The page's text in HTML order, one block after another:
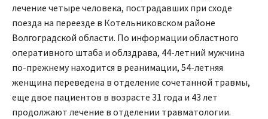
лечение четыре человека, пострадавших при сходе
поезда на переезде в Котельниковском районе
Волгоградской области. По информации областного
оперативного штаба и облздрава, 44-летний мужчина
по-прежнему находится в реанимации, 54-летняя
женщина переведена в отделение сочетанной травмы,
еще двое пациентов в возрасте 31 года и 43 лет
продолжают лечение в отделении травматологии.